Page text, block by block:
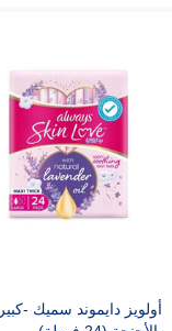
أولويز دايموند سميك -كبير